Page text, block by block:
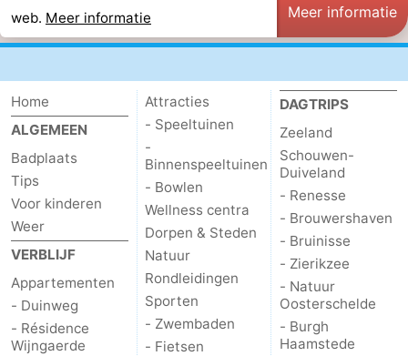
web. Meer informatie Meer informatie
Home
ALGEMEEN
Badplaats
Tips
Voor kinderen
Weer
VERBLIJF
Appartementen
- Duinweg
- Résidence
Wijngaerde
Attracties
- Speeltuinen
-
Binnenspeeltuinen
- Bowlen
Wellness centra
Dorpen & Steden
Natuur
Rondleidingen
Sporten
- Zwembaden
- Fietsen
DAGTRIPS
Zeeland
Schouwen-
Duiveland
- Renesse
- Brouwershaven
- Bruinisse
- Zierikzee
- Natuur
Oosterschelde
- Burgh
Haamstede